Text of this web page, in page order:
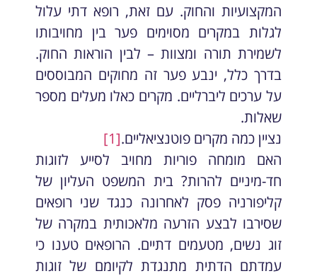
המקצועיות והחוק. עם זאת, רופא דתי עלול
לגלות במקרים מסוימים פער בין מחויבותו
לשמירת תורה ומצוות – לבין הוראות החוק.
בדרך כלל, ינבע פער זה מחוקים המבוססים
על ערכים ליברליים. מקרים כאלו מעלים מספר
שאלות.
נציין כמה מקרים פוטנציאליים.[1]
האם מומחה פוריות מחויב לסייע לזוגות
חד-מיניים להרות? בית המשפט העליון של
קליפורניה פסק לאחרונה כנגד שני רופאים
שסירבו לבצע הזרעה מלאכותית במקרה של
זוג נשים, מטעמים דתיים. הרופאים טענו כי
עמדתם הדתית מתנגדת לקיומם של זוגות